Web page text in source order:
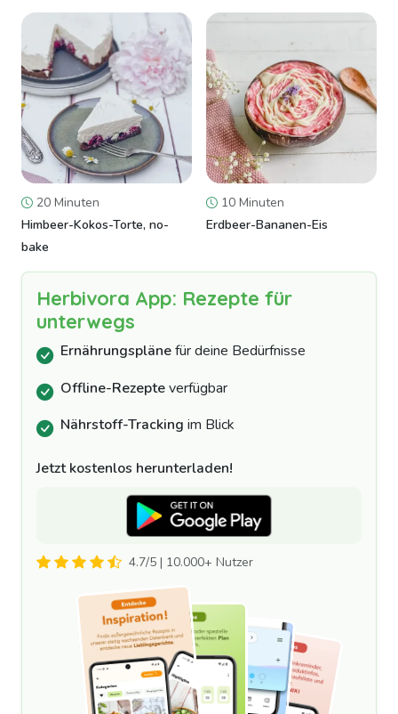
20 Minuten
Himbeer-Kokos-Torte, no-
bake
10 Minuten
Erdbeer-Bananen-Eis
Herbivora App: Rezepte für
unterwegs
Ernährungsplänefür deine Bedürfnisse
Offline-Rezepteverfügbar
Nährstoff-Tracking im Blick
Jetzt kostenlos herunterladen!
4.7/5 | 10.000+ Nutzer